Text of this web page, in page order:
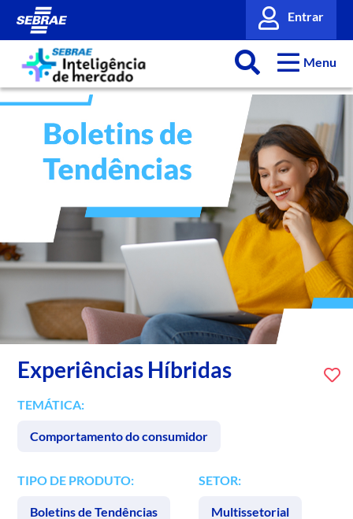
Entrar
Menu
Experiências Híbridas
TEMÁTICA:
Comportamento do consumidor
TIPO DE PRODUTO:
Boletins de Tendências
SETOR:
Multissetorial